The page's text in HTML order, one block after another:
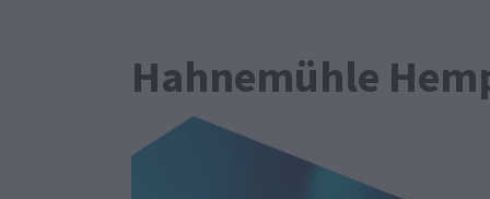
Hahnemühle